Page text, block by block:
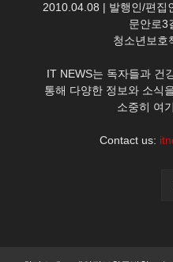
2010.04.08 | 발행인/편집
문안로3
청소년보호
IT NEWS는 독자들과 건
통해 다양한 정보와 소식
소중히 여
Contact us: